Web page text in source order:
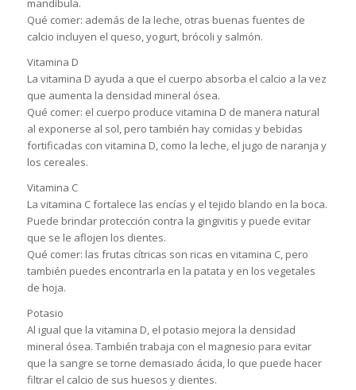
mandíbula.
Qué comer: además de la leche, otras buenas fuentes de
calcio incluyen el queso, yogurt, brócoli y salmón.
Vitamina D
La vitamina D ayuda a que el cuerpo absorba el calcio a la vez
que aumenta la densidad mineral ósea.
Qué comer: el cuerpo produce vitamina D de manera natural
al exponerse al sol, pero también hay comidas y bebidas
fortificadas con vitamina D, como la leche, el jugo de naranja y
los cereales.
Vitamina C
La vitamina C fortalece las encías y el tejido blando en la boca.
Puede brindar protección contra la gingivitis y puede evitar
que se le aflojen los dientes.
Qué comer: las frutas cítricas son ricas en vitamina C, pero
también puedes encontrarla en la patata y en los vegetales
de hoja.
Potasio
Al igual que la vitamina D, el potasio mejora la densidad
mineral ósea. También trabaja con el magnesio para evitar
que la sangre se torne demasiado ácida, lo que puede hacer
filtrar el calcio de sus huesos y dientes.